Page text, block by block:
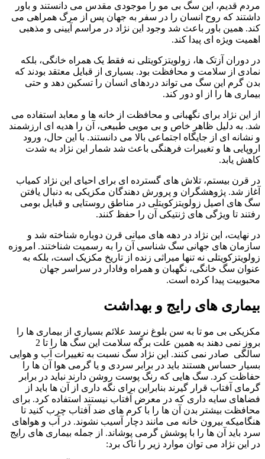
مردم قدیم، این سگ بی‌ مو را موجودی مقدس می‌ دانستند و باور
داشتند که روح انسان را در سفر به جهان پس از مرگ همراهی می‌
کند. همین باور باعث شد وجود این نژاد در مراسم‌ آیینی و مذهبی
اهمیت ویژه‌ ای پیدا کند.
در دوران آزتک‌ ها، زولویتزکویتلی نه‌ فقط یک همراه خانگی، بلکه
نمادی از سلامت و محافظت بود. بسیاری از قبایل معتقد بودند که
بدن گرم این سگ می‌ تواند دردهای انسان را تسکین دهد و حتی
بیماری‌ ها را از او دور کند.
از این نژاد برای نگهبانی و محافظت از خانه‌ ها و معابد استفاده می‌
شد. به دلیل ظاهر خاص و بی‌ مویی طبیعی، آن را هدیه‌ ای ارزشمند
و نشانه‌ ای از جایگاه اجتماعی بالا می‌ دانستند. با این حال، ورود
اروپایی‌ ها و تغییرات فرهنگی باعث شد شمار این نژاد به شدت
کاهش یابد.
در قرن بیستم، تلاش‌ های گسترده‌ ای برای احیای این نژاد کمیاب
آغاز شد. پژوهشگران و پرورش‌ دهندگان مکزیکی به دنبال یافتن
سگ‌ های اصیل زولویتزکویتلی در مناطق روستایی و قبایل بومی
رفتند تا ویژگی‌ های ژنتیکی آن را حفظ کنند.
در نهایت، این نژاد در دهه‌ های میانی قرن دوباره شناخته شد و
سازمان‌ های جهانی سگ‌ شناسی آن را به رسمیت شناختند. امروزه
زولویتزکویتلی نه‌ تنها میراثی زنده از تاریخ مکزیک است، بلکه به
عنوان سگ خانگی، نگهبان و همراه وفادار در سراسر جهان
محبوبیت پیدا کرده است.
بیماری های رایج و بهداشت
مکزیکی بی مو تا به سن بلوغ نرسد علائم بسیاری از بیماری ها را
بروز نمی دهند به همین علت برگه سلامت این سگ ها را تا 2
سالگی صادر نمی کنند. این نژاد سگ نسبت به تغییرات آب و هوایی
بسیار حساس هستند باید در برابر سردی و یا گرمی هوا آن ها را
حفاظت کرد. سگ هایی که رنگ پوست روشن دارند نباید در برابر
گرمای آفتاب قرار گیرند بنابراین برای نگه داری از آن ها باید از
فضاهای سایه داری که در معرض آفتاب نیستند استفاده کرد. برای
محافظت بیشتر بدن آن ها را با کرم های ضد آفتاب چرب کنید تا
هنگامیکه بیرون خانه می مانند دچار آسیب نشوند. در آب و هواهای
سرد باید آن ها را با پوشش گرمی پوشاند. از جمله بیماری های رایج
در این نژاد می توان موارد زیر را ناک برد: